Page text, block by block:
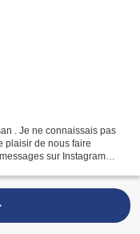
. Je ne connaissais pas
plaisir de nous faire
sur Instagram